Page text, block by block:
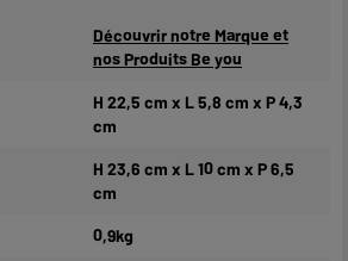
Découvrir notre Marque et
nos Produits Be you
H 22,5 cm x L 5,8 cm x P 4,3
cm
H 23,6 cm x L 10 cm x P 6,5
cm
0,9kg